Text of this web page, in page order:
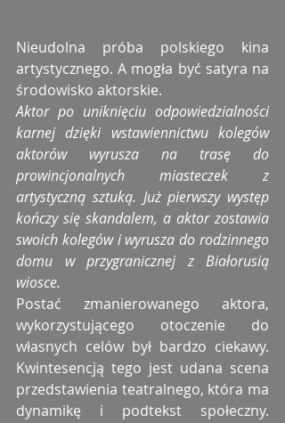
Nieudolna próba polskiego kina
artystycznego. A mogła być satyra na
środowisko aktorskie.
Aktor po uniknięciu odpowiedzialności
karnej dzięki wstawiennictwu kolegów
aktorów wyrusza na trasę do
prowincjonalnych miasteczek z
artystyczną sztuką. Już pierwszy występ
kończy się skandalem, a aktor zostawia
swoich kolegów i wyrusza do rodzinnego
domu w przygranicznej z Białorusią
wiosce.
Postać zmanierowanego aktora,
wykorzystującego otoczenie do
własnych celów był bardzo ciekawy.
Kwintesencją tego jest udana scena
przedstawienia teatralnego, która ma
dynamikę i podtekst społeczny.